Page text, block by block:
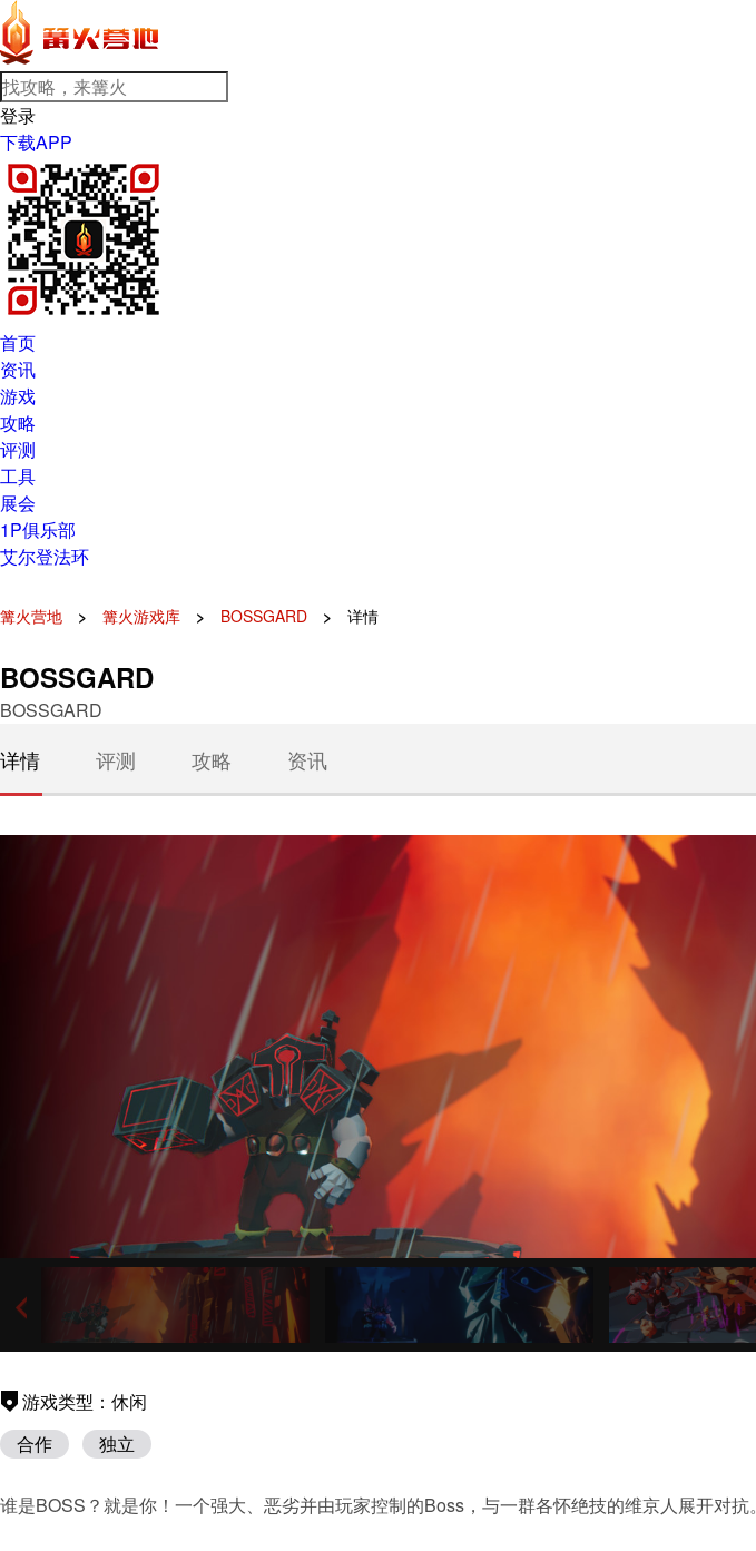
登录
下载APP
首页
资讯
游戏
攻略
评测
工具
展会
1P俱乐部
艾尔登法环
篝火营地 篝火游戏库 BOSSGARD 详情
BOSSGARD
BOSSGARD
详情 评测 攻略 资讯
游戏类型：休闲
合作
独立
谁是BOSS？就是你！一个强大、恶劣并由玩家控制的Boss，与一群各怀绝技的维京人展开对